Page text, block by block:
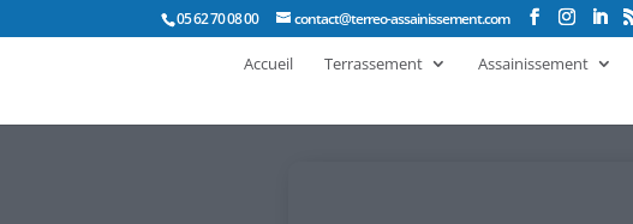
05 62 70 08 00 contact@terreo-assainissement.com
Accueil Terrassement Assainissement